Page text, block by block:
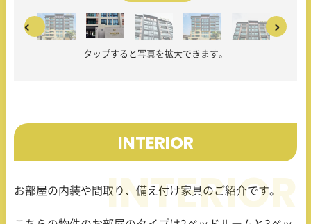
タップすると写真を拡大できます。
INTERIOR
お部屋の内装や間取り、備え付け家具のご紹介です。